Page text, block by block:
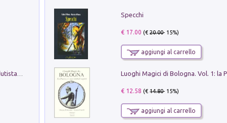
Pietro Bellotti Detto Canaletty. Un Vedutista Veneziano nella Francia dell'Ancien Régime
Specchi
€ 17.00 (€20.00- 15%)
aggiungi al carrello
€ 12.58 (€14.80- 15%)
aggiungi al carrello